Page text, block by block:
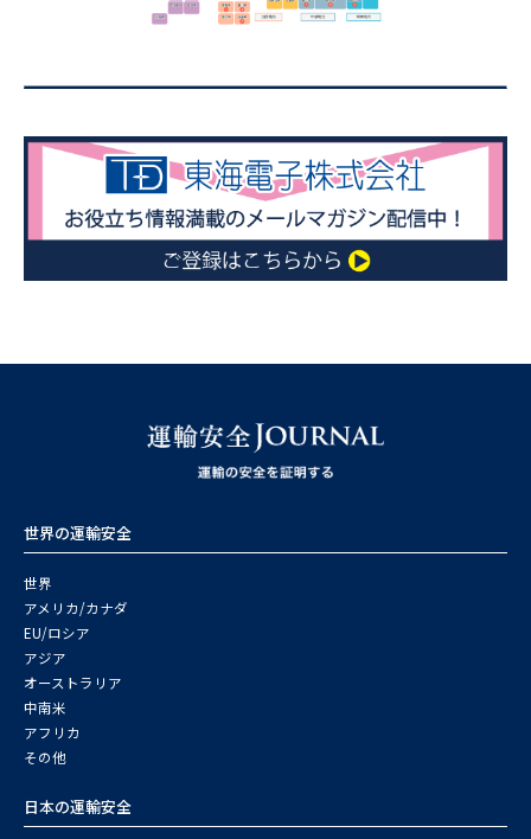
世界の運輸安全
世界
アメリカ/カナダ
EU/ロシア
アジア
オーストラリア
中南米
アフリカ
その他
日本の運輸安全